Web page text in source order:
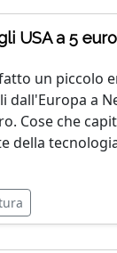
USA a 5
un piccolo
dall'Europa a
Cose che
della